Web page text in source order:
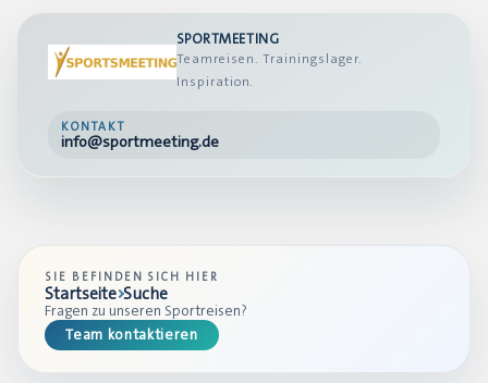
SPORTMEETING
Teamreisen. Trainingslager.
Inspiration.
KONTAKT
info@sportmeeting.de
SIE BEFINDEN SICH HIER
Startseite Suche
Fragen zu unseren Sportreisen?
Team kontaktieren